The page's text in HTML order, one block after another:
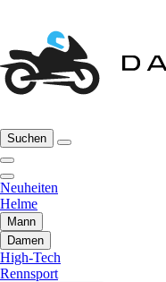
Suchen
Neuheiten
Helme
Mann
Damen
High-Tech
Rennsport